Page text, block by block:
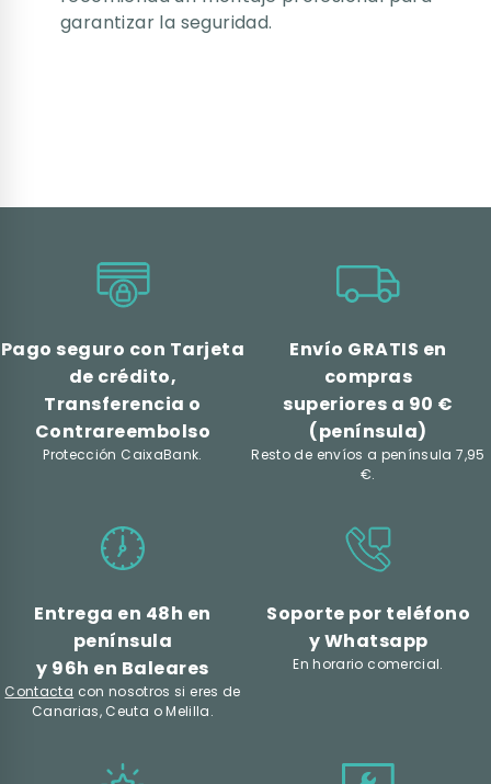
garantizar la seguridad.
Pago seguro con Tarjeta
de crédito,
Transferencia o
Contrareembolso
Protección CaixaBank.
Envío GRATIS en
compras
superiores a 90 €
(península)
Resto de envíos a península 7,95
€.
Entrega en 48h en
península
y 96h en Baleares
Contacta con nosotros si eres de
Canarias, Ceuta o Melilla.
Soporte por teléfono
y Whatsapp
En horario comercial.